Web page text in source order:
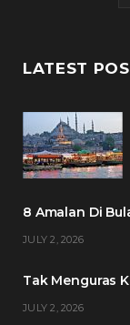
LATEST
8 Amalan Di
JULY 2, 2026
Tak Menguras
JULY 2, 2026